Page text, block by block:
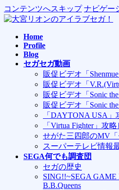
コンテンツへスキップ ナビゲー
Home
Profile
Blog
セガセガ動画
販促ビデオ「Shenmue
販促ビデオ「
販促ビデオ「Sonic the
販促ビデオ「Sonic the
「DAYTONA USA」
「Virtua Fighter」攻
せがた三四郎のMV「
スーパーテレビ情報
SEGA何でも調査団
セガの歴史
SING!!~SEGA GAME
B.B.Queens